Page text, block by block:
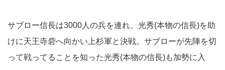
サブロー信長は3000人の兵を連れ、光秀(本物の信長)を助
けに天王寺砦へ向かい上杉軍と決戦。サブローが先陣を切
って戦ってることを知った光秀(本物の信長)も加勢に入